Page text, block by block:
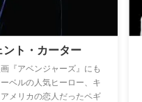
ント・カーター
『アベンジャーズ』にも
ベルの人気ヒーロー、キ
メリカの恋人だったペギ